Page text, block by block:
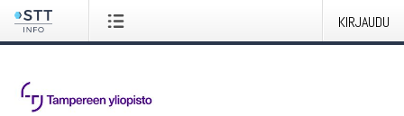
KIRJAUDU